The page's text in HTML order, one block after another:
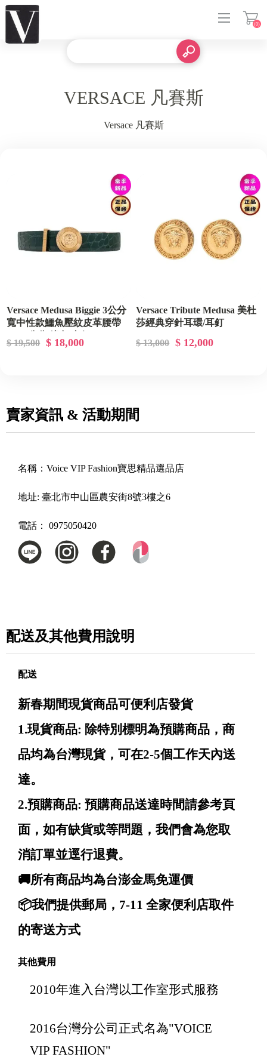
(0)
VERSACE 凡賽斯
Versace 凡賽斯
Versace Medusa Biggie 3公分
寬中性款鱷魚壓紋皮革腰帶
$ 19,500 $ 18,000
Versace Tribute Medusa 美杜
莎經典穿針耳環/耳釘
$ 13,000
$ 12,000
賣家資訊 & 活動期間
名稱： Voice VIP Fashion寶思精品選品店
地址: 臺北市中山區農安街8號3樓之6
電話： 0975050420
配送及其他費用說明
配送
新春期間現貨商品可便利店發貨
1.現貨商品: 除特別標明為預購商品，商
品均為台灣現貨，可在2-5個工作天內送
達。
2.預購商品: 預購商品送達時間請參考頁
面，如有缺貨或等問題，我們會為您取
消訂單並逕行退費。
🚚所有商品均為台澎金馬免運價
📦我們提供郵局，7-11 全家便利店取件
的寄送方式
其他費用
2010年進入台灣以工作室形式服務
2016台灣分公司正式名為"VOICE
VIP FASHION"